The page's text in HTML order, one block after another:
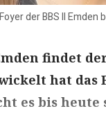
der BBS II
findet
hat das
es bis heute